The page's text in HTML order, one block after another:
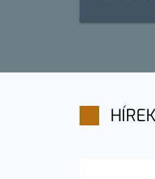
HÍREK